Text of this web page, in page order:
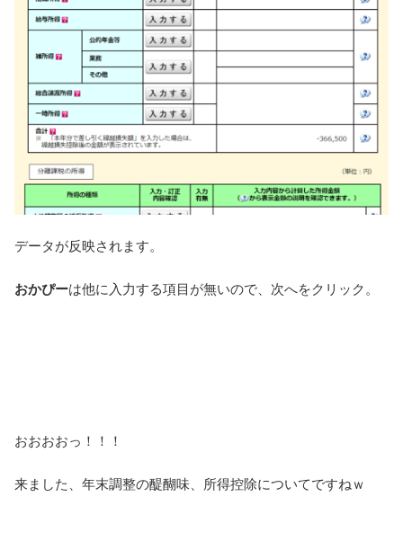
データが反映されます。
おかぴーは他に入力する項目が無いので、次へをクリック。
おおおおっ！！！
来ました、年末調整の醍醐味、所得控除についてですねｗ